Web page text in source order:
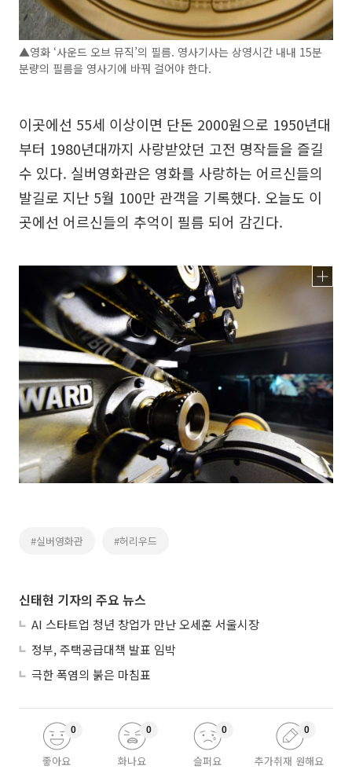
▲영화 ‘사운드 오브 뮤직’의 필름. 영사기사는 상영시간 내내 15분
분량의 필름을 영사기에 바꿔 걸어야 한다.
이곳에선 55세 이상이면 단돈 2000원으로 1950년대
부터 1980년대까지 사랑받았던 고전 명작들을 즐길
수 있다. 실버영화관은 영화를 사랑하는 어르신들의
발길로 지난 5월 100만 관객을 기록했다. 오늘도 이
곳에선 어르신들의 추억이 필름 되어 감긴다.
#실버영화관 #허리우드
신태현 기자의 주요 뉴스
AI 스타트업 청년 창업가 만난 오세훈 서울시장
정부, 주택공급대책 발표 임박
극한 폭염의 붉은 마침표
좋아요
0
화나요
0
슬퍼요
0
추가취재 원해요
0